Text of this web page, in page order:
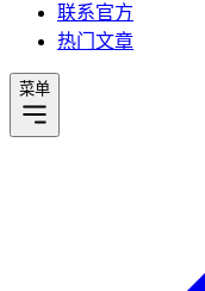
联系官方
热门文章
菜单